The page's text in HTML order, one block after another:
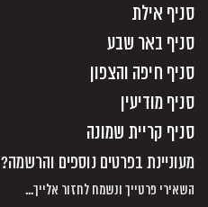
סניף אילת
סניף באר שבע
סניף חיפה והצפון
סניף מודיעין
סניף קריית שמונה
מעוניינת בפרטים נוספים והרשמה?
השאירי פרטייך ונשמח לחזור אלייך...